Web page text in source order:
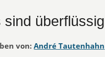
sind überflüssig
von: André Tautenhahn